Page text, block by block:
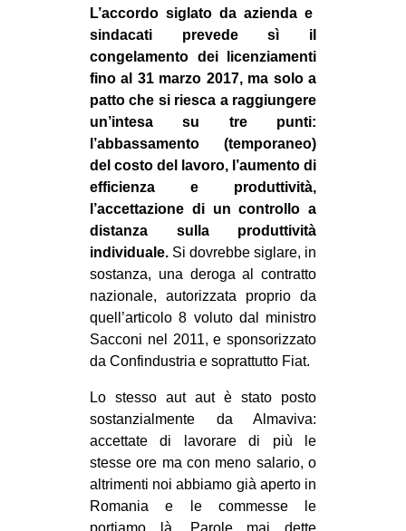
L’accordo siglato da azienda e
sindacati prevede sì il
congelamento dei licenziamenti
fino al 31 marzo 2017, ma solo a
patto che si riesca a raggiungere
un’intesa su tre punti:
l’abbassamento (temporaneo)
del costo del lavoro, l’aumento di
efficienza e produttività,
l’accettazione di un controllo a
distanza sulla produttività
individuale. Si dovrebbe siglare, in
sostanza, una deroga al contratto
nazionale, autorizzata proprio da
quell’articolo 8 voluto dal ministro
Sacconi nel 2011, e sponsorizzato
da Confindustria e soprattutto Fiat.
Lo stesso aut aut è stato posto
sostanzialmente da Almaviva:
accettate di lavorare di più le
stesse ore ma con meno salario, o
altrimenti noi abbiamo già aperto in
Romania e le commesse le
portiamo là. Parole mai dette